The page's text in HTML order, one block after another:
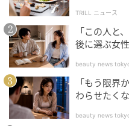
TRILL ニュース
「この人と
後に選ぶ女
beauty news
「もう限界
わらせたく
beauty news